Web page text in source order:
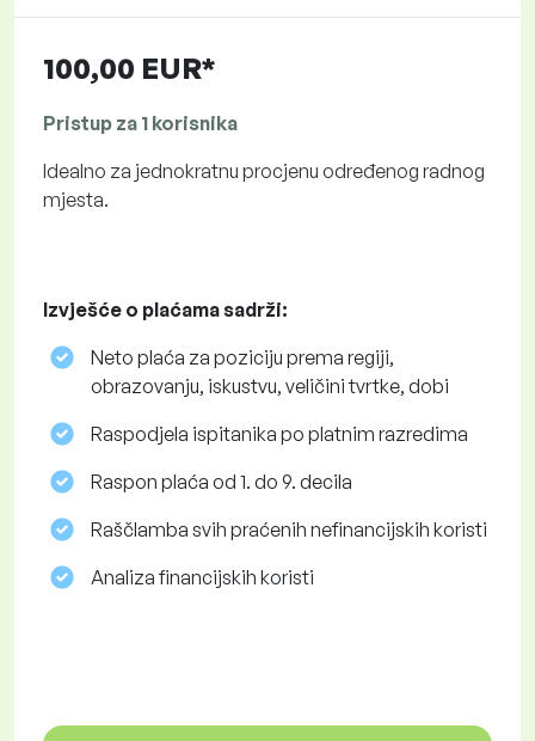
100,00 EUR*
Pristup za 1 korisnika
Idealno za jednokratnu procjenu određenog radnog
mjesta.
Izvješće o plaćama sadrži:
Neto plaća za poziciju prema regiji,
obrazovanju, iskustvu, veličini tvrtke, dobi
Raspodjela ispitanika po platnim razredima
Raspon plaća od 1. do 9. decila
Raščlamba svih praćenih nefinancijskih koristi
Analiza financijskih koristi